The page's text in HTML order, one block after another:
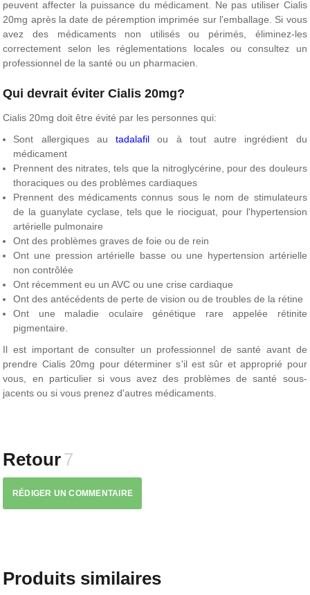
peuvent affecter la puissance du médicament. Ne pas utiliser Cialis
20mg après la date de péremption imprimée sur l'emballage. Si vous
avez des médicaments non utilisés ou périmés, éliminez-les
correctement selon les réglementations locales ou consultez un
professionnel de la santé ou un pharmacien.
Qui devrait éviter Cialis 20mg?
Cialis 20mg doit être évité par les personnes qui:
Sont allergiques autadalafil ou à tout autre ingrédient du
médicament
Prennent des nitrates, tels que la nitroglycérine, pour des douleurs
thoraciques ou des problèmes cardiaques
Prennent des médicaments connus sous le nom de stimulateurs
de la guanylate cyclase, tels que le riociguat, pour l'hypertension
artérielle pulmonaire
Ont des problèmes graves de foie ou de rein
Ont une pression artérielle basse ou une hypertension artérielle
non contrôlée
Ont récemment eu un AVC ou une crise cardiaque
Ont des antécédents de perte de vision ou de troubles de la rétine
Ont une maladie oculaire génétique rare appelée rétinite
pigmentaire.
Il est important de consulter un professionnel de santé avant de
prendre Cialis 20mg pour déterminer s'il est sûr et approprié pour
vous, en particulier si vous avez des problèmes de santé sous-
jacents ou si vous prenez d'autres médicaments.
Retour7
RÉDIGER UN COMMENTAIRE
Produits similaires